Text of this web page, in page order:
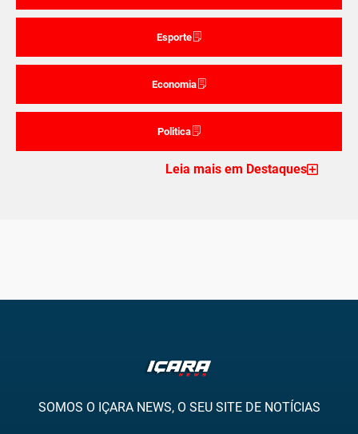
Esporte
Economia
Politica
Leia mais em Destaques
SOMOS O IÇARA NEWS, O SEU SITE DE NOTÍCIAS